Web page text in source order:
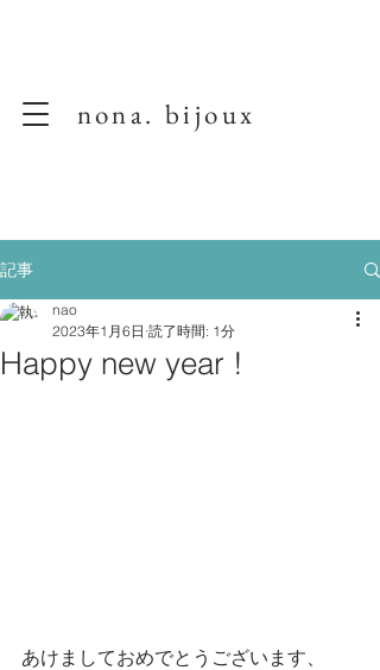
nona. bijoux
記事
Happy new year !
nao
2023年1月6日 読了時間: 1分
あけましておめでとうございます、